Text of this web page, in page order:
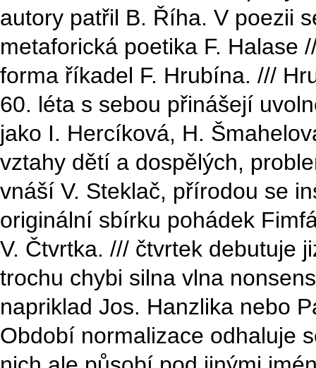
autory patřil B. Říha. V poezii
metaforická poetika F. Halase
forma říkadel F. Hrubína. ///
60. léta s sebou přinášejí
jako I. Hercíková, H.
vztahy dětí a dospělých,
vnáší V. Steklač, přírodou se
originální sbírku pohádek
V. Čtvrtka. /// čtvrtek debutuje
trochu chybi silna vlna
napriklad Jos. Hanzlika nebo
Období normalizace odhaluje